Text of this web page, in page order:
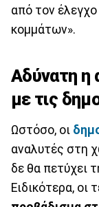
από τον
κομμάτων».
Αδύνατη η
με τις
Ωστόσο, οι
αναλυτές στη
δε θα πετύχει
Ειδικότερα, οι